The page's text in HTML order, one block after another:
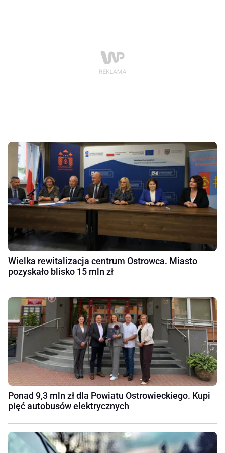
Wielka rewitalizacja centrum Ostrowca. Miasto
pozyskało blisko 15 mln zł
Ponad 9,3 mln zł dla Powiatu Ostrowieckiego. Kupi
pięć autobusów elektrycznych